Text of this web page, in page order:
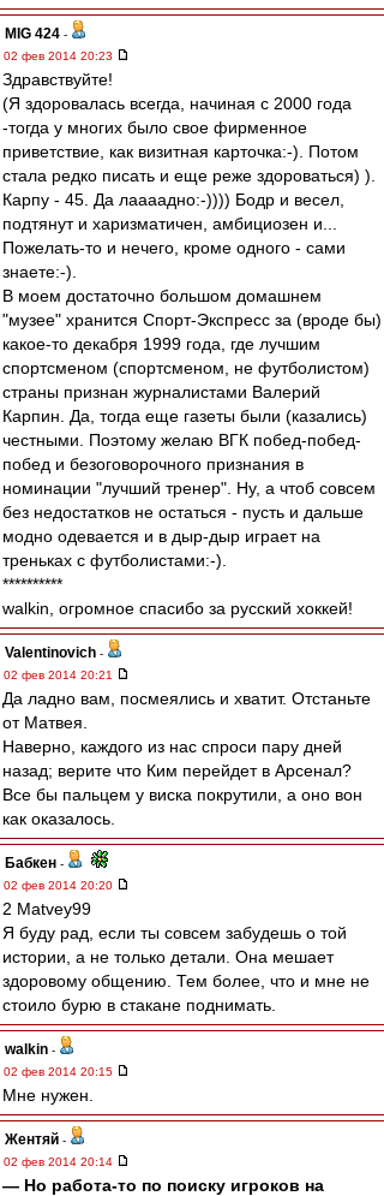
MIG 424 -
02 фев 2014 20:23
Здравствуйте!
(Я здоровалась всегда, начиная с 2000 года
-тогда у многих было свое фирменное
приветствие, как визитная карточка:-). Потом
стала редко писать и еще реже здороваться) ).
Карпу - 45. Да лаааадно:-)))) Бодр и весел,
подтянут и харизматичен, амбициозен и...
Пожелать-то и нечего, кроме одного - сами
знаете:-).
В моем достаточно большом домашнем
"музее" хранится Спорт-Экспресс за (вроде бы)
какое-то декабря 1999 года, где лучшим
спортсменом (спортсменом, не футболистом)
страны признан журналистами Валерий
Карпин. Да, тогда еще газеты были (казались)
честными. Поэтому желаю ВГК побед-побед-
побед и безоговорочного признания в
номинации "лучший тренер". Ну, а чтоб совсем
без недостатков не остаться - пусть и дальше
модно одевается и в дыр-дыр играет на
треньках с футболистами:-).
**********
walkin, огромное спасибо за русский хоккей!
Valentinovich -
02 фев 2014 20:21
Да ладно вам, посмеялись и хватит. Отстаньте
от Матвея.
Наверно, каждого из нас спроси пару дней
назад; верите что Ким перейдет в Арсенал?
Все бы пальцем у виска покрутили, а оно вон
как оказалось.
Бабкен -
02 фев 2014 20:20
2 Matvey99
Я буду рад, если ты совсем забудешь о той
истории, а не только детали. Она мешает
здоровому общению. Тем более, что и мне не
стоило бурю в стакане поднимать.
walkin -
02 фев 2014 20:15
Мне нужен.
Жентяй -
02 фев 2014 20:14
— Но работа-то по поиску игроков на